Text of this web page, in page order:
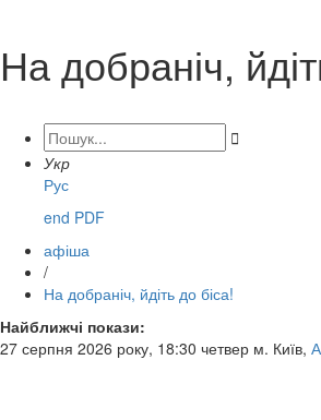
На добраніч,

Укр
Рус
end PDF
афіша
/
На добраніч, йдіть до біса!
Найближчі покази:
27 серпня 2026 року, 18:30 четвер м. Київ,